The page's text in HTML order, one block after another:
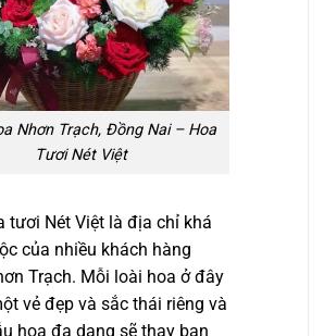
Nhơn Trạch, Đồng Nai – Hoa
Tươi Nét Việt
tươi Nét Việt là địa chỉ khá
của nhiều khách hàng
Trạch. Mỗi loài hoa ở đây
vẻ đẹp và sắc thái riêng và
hoa đa dạng sẽ thay bạn